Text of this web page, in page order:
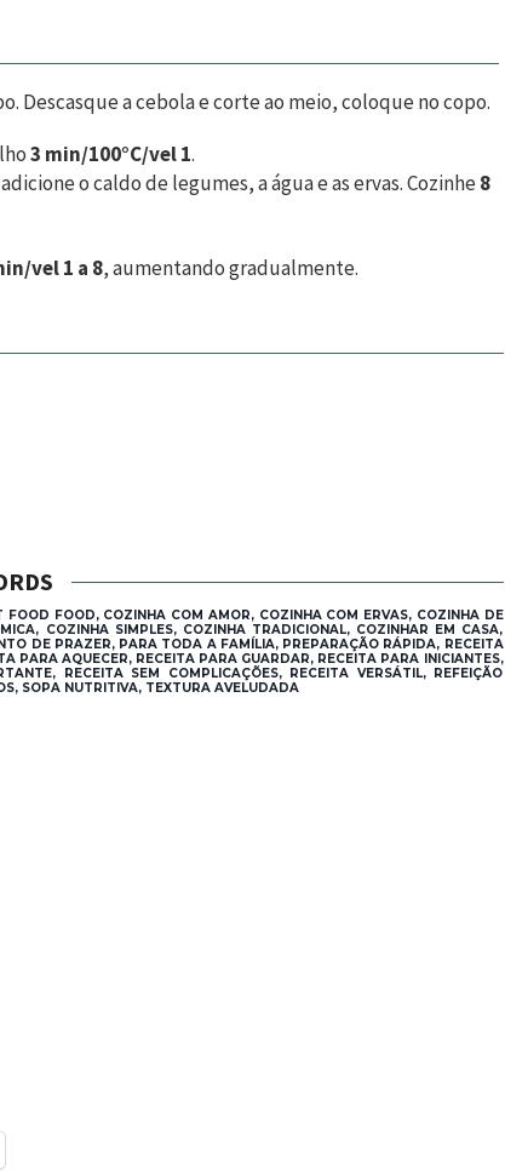
Descasque a cebola e corte ao meio, coloque no copo.
3 min/100°C/vel 1.
o caldo de legumes, a água e as ervas. Cozinhe8
vel 1 a 8, aumentando gradualmente.
FOOD, COZINHA COM AMOR, COZINHA COM ERVAS, COZINHA DE
COZINHA SIMPLES, COZINHA TRADICIONAL, COZINHAR EM CASA,
DE PRAZER, PARA TODA A FAMÍLIA, PREPARAÇÃO RÁPIDA, RECEITA
PARA AQUECER, RECEITA PARA GUARDAR, RECEITA PARA INICIANTES,
RECEITA SEM COMPLICAÇÕES, RECEITA VERSÁTIL, REFEIÇÃO
SOPA NUTRITIVA, TEXTURA AVELUDADA